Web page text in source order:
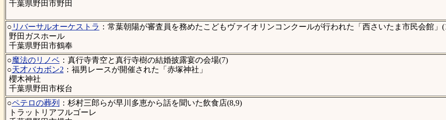
千葉県野田市野田
○ リバーサルオーケストラ ：常葉朝陽が審査員を務めたこどもヴァイオリンコンクールが行われた「西さいたま市民会館」
野田ガスホール
千葉県野田市鶴奉
○魔法のリノベ：真行寺青空と真行寺樹の結婚披露宴の会場(7)
○天才バカボン2 ：福男レースが開催された「赤塚神社」
櫻木神社
千葉県野田市桜台
○ペテロの葬列
：杉村三郎らが早川多恵から話を聞いた飲食店(8,9)
トラットリアフルゴーレ